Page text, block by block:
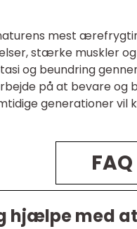
mest
stærke muskler
og beundring
på at bevare og
generationer vil
FAQ
hjælpe med